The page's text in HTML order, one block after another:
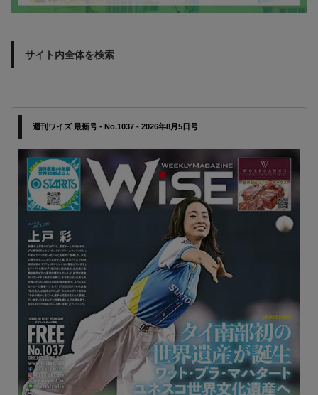
サイト内全体を検索
週刊ワイズ 最新号 - No.1037 - 2026年8月5日号